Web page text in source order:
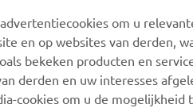
Robotics
Partnerschappen
Technische informatie
voor onafhankelijke
om u
en op websites van derden,
bekeken producten en
derden en uw interesses
cookies om u de